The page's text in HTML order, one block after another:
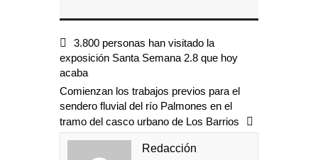
3.800 personas han visitado la
exposición Santa Semana 2.8 que hoy
acaba
Comienzan los trabajos previos para el
sendero fluvial del río Palmones en el
tramo del casco urbano de Los Barrios
Redacción